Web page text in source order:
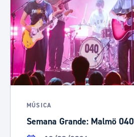
MÚSICA
Semana Grande: Malmö 040